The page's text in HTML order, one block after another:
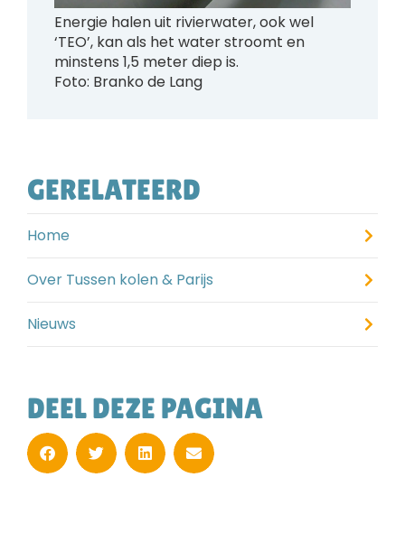
Energie halen uit rivierwater, ook wel
‘TEO’, kan als het water stroomt en
minstens 1,5 meter diep is.
Foto: Branko de Lang
GERELATEERD
Home
Over Tussen kolen & Parijs
Nieuws
DEEL DEZE PAGINA